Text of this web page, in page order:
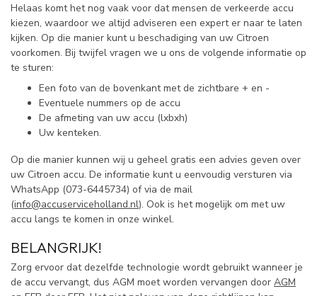
Helaas komt het nog vaak voor dat mensen de verkeerde accu
kiezen, waardoor we altijd adviseren een expert er naar te laten
kijken. Op die manier kunt u beschadiging van uw Citroen
voorkomen. Bij twijfel vragen we u ons de volgende informatie op
te sturen:
Een foto van de bovenkant met de zichtbare + en -
Eventuele nummers op de accu
De afmeting van uw accu (lxbxh)
Uw kenteken.
Op die manier kunnen wij u geheel gratis een advies geven over
uw Citroen accu. De informatie kunt u eenvoudig versturen via
WhatsApp (073-6445734) of via de mail
(info@accuserviceholland.nl). Ook is het mogelijk om met uw
accu langs te komen in onze winkel.
BELANGRIJK!
Zorg ervoor dat dezelfde technologie wordt gebruikt wanneer je
de accu vervangt, dus AGM moet worden vervangen door AGM